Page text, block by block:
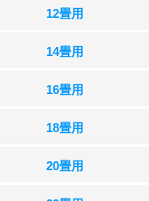
12畳用
14畳用
16畳用
18畳用
20畳用